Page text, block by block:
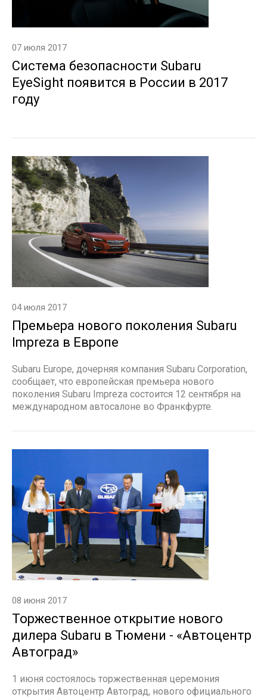
07 июля 2017
Cистема безопасности Subaru
EyeSight появится в России в 2017
году
04 июля 2017
Премьера нового поколения Subaru
Impreza в Европе
Subaru Europe, дочерняя компания Subaru Corporation,
сообщает, что европейская премьера нового
поколения Subaru Impreza состоится 12 сентября на
международном автосалоне во Франкфурте.
08 июня 2017
Торжественное открытие нового
дилера Subaru в Тюмени - «Автоцентр
Автоград»
1 июня состоялось торжественная церемония
открытия Автоцентр Автоград, нового официального